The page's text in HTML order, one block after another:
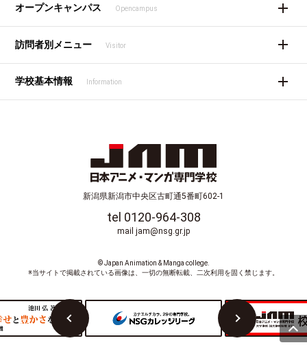
オープンキャンパス Opencampus
訪問者別メニュー Visitor
学校基本情報 Information
新潟県新潟市中央区古町通5番町602-1
tel 0120-964-308
mail jam@nsg.gr.jp
© Japan Animation & Manga college.
※当サイトで掲載されている画像は、一切の無断転載、二次利用を固く禁じます。